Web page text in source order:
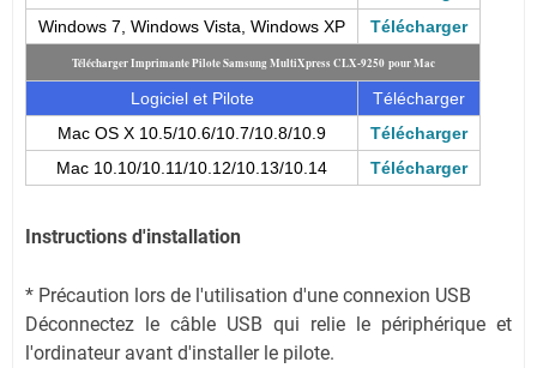
Windows 7, Windows Vista, Windows XP
Télécharger
Télécharger Imprimante Pilote Samsung MultiXpress CLX-9250 pour Mac
Logiciel et Pilote
Télécharger
Mac OS X 10.5/10.6/10.7/10.8/10.9
Télécharger
Mac 10.10/10.11/10.12/10.13/10.14
Télécharger
Instructions d'installation
* Précaution lors de l'utilisation d'une connexion USB
Déconnectez le câble USB qui relie le périphérique et
l'ordinateur avant d'installer le pilote.